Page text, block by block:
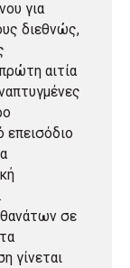
για
διεθνώς,
πρώτη αιτία
επεισόδιο
σε
γίνεται